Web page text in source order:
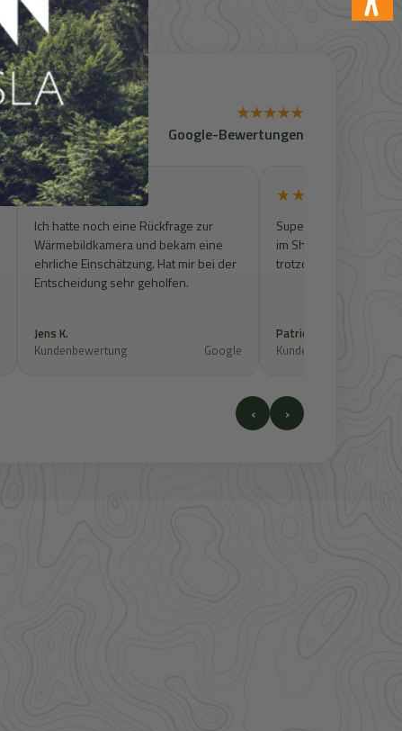
★★★★★
Google-Bewertungen
★★★★★
Ich hatte noch eine Rückfrage zur
Wärmebildkamera und bekam eine
ehrliche Einschätzung. Hat mir bei der
Entscheidung sehr geholfen.
Jens K.
Kundenbewertung
Google
★★★★★
Super Kontakt. Artikel
im Shop zu finden,
trotzdem geprüft und
Patrick S.
Kundenbewertung
‹ ›